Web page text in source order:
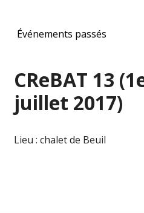
Événements passés
CReBAT 13
juillet 2017)
Lieu : chalet de Beuil